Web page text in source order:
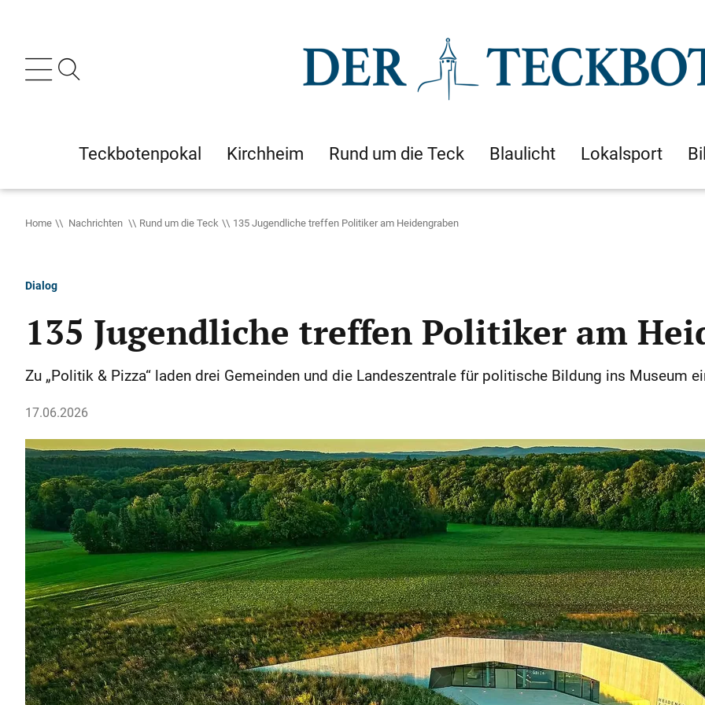
Teckbotenpokal Kirchheim Rund um die Teck Blaulicht Lokalsport
Home Nachrichten Rund um die Teck 135 Jugendliche treffen Politiker am Heidengraben
Dialog
135 Jugendliche treffen Politiker am
Zu „Politik & Pizza“ laden drei Gemeinden und die Landeszentrale für politische Bildung ins Museum
17.06.2026